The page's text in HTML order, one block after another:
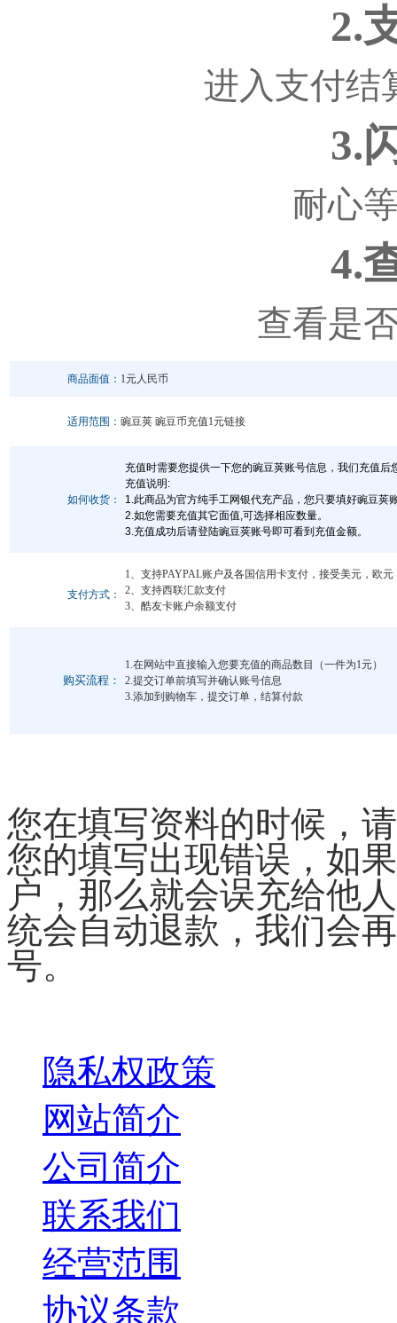
2.
进入支付结
3.
耐心
4.
查看是
商品面值： 1元人民币
适用范围： 豌豆荚 豌豆币充值1元链接
如何收货：
充值时需要您提供一下您的豌豆荚账号信息，我们充值
充值说明:
1.此商品为官方纯手工网银代充产品，您只要填好豌豆
2.如您需要充值其它面值,可选择相应数量。
3.充值成功后请登陆豌豆荚账号即可看到充值金额。
支付方式：
1、支持PAYPAL账户及各国信用卡支付，接受美元，欧
2、支持西联汇款支付
3、酷友卡账户余额支付
购买流程：
1.在网站中直接输入您要充值的商品数目（一件为1元）
2.提交订单前填写并确认账号信息
3.添加到购物车，提交订单，结算付款
您在填写资料的时候，
您的填写出现错误，如
户，那么就会误充给他
统会自动退款，我们会
号。
隐私权政策
网站简介
公司简介
联系我们
经营范围
协议条款